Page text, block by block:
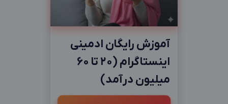
آموزش رایگان ادمینی
اینستاگرام (20 تا 60
میلیون درآمد)